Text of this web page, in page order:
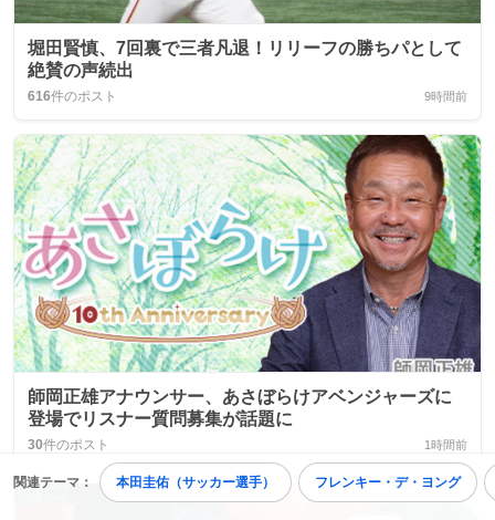
関連テーマ： 本田圭佑（サッカー選手） フレンキー・デ・ヨング
堀田賢慎、7回裏で三者凡退！リリーフの勝ちパとして
絶賛の声続出
616件のポスト 9時間前
師岡正雄アナウンサー、あさぼらけアベンジャーズに
登場でリスナー質問募集が話題に
30件のポスト 1時間前